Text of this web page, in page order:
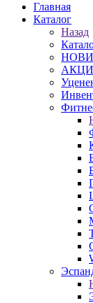
Главная
Каталог
Назад